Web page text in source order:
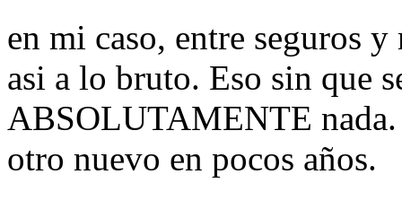
en mi caso, entre seguros
asi a lo bruto. Eso sin que
ABSOLUTAMENTE nada.
otro nuevo en pocos años.